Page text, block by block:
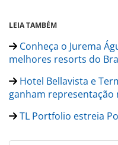
LEIA TAMBÉM
Conheça o Jurema
melhores resorts do
Hotel Bellavista e
ganham representação
TL Portfolio estreia